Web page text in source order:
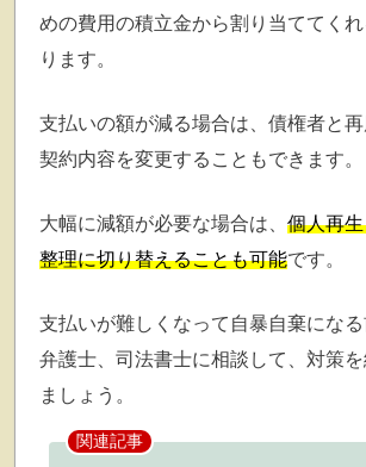
めの費用の積立金から割り当ててく
ります。
支払いの額が減る場合は、債権者と
契約内容を変更することもできます。
大幅に減額が必要な場合は、 個人再
整理に切り替えることも可能です。
支払いが難しくなって自暴自棄にな
弁護士、司法書士に相談して、対策
ましょう。
関連記事